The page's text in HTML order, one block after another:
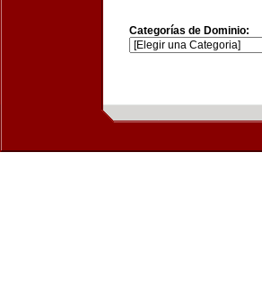
Categorías de Dominio: